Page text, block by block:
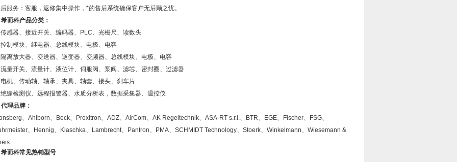
服务：客服，返修集中操作，*的售后系统确保客户无后顾之忧。
希而科产品分类：
感器、接近开关、编码器、
PLC、光栅尺、读数头
制模块、继电器、总线模块、电极、电容
离放大器、变送器、逆变器、变频器、总线模块、电极、电容
量开关、流量计、液位计、伺服阀、泵阀、滤芯、密封圈、过滤器
机、传动轴、轴承、夹具、轴套、接头、刹车片
缘检测仪、远程报警器、水质分析表，数据采集器、温控仪
代理品牌：
、 Ahlborn、 Beck、 Proxitron、 ADZ、 AirCom、 AK Regeltechnik、 ASA-RT s.r.l.、 BTR、 EGE、 Fischer、 FSG、
、 Hennig、 Klaschka、 Lambrecht、 Pantron、 PMA、 SCHMIDT Technology、 Stoerk、 Winkelmann、 Wiesemann &
…
希而科常见热销型号